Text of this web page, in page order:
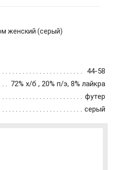
44-58
72% х/б , 20% п/э, 8% лайкра
футер
серый